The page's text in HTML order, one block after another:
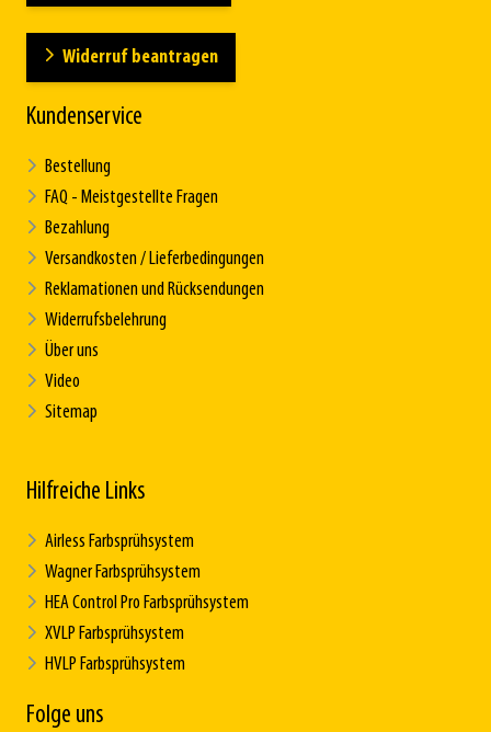
Widerruf beantragen
Kundenservice
Bestellung
FAQ - Meistgestellte Fragen
Bezahlung
Versandkosten / Lieferbedingungen
Reklamationen und Rücksendungen
Widerrufsbelehrung
Über uns
Video
Sitemap
Hilfreiche Links
Airless Farbsprühsystem
Wagner Farbsprühsystem
HEA Control Pro Farbsprühsystem
XVLP Farbsprühsystem
HVLP Farbsprühsystem
Folge uns